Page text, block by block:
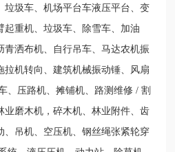
垃圾车、机场平台车液压平台、变
起重机、垃圾车、除雪车、加油
青洒布机、自行吊车、马达农机振
拉机转向、建筑机械振动锤、风扇
、压路机、摊铺机、路测维修 / 割
业磨木机，碎木机、林业附件、齿
、吊机、空压机、钢丝绳张紧轮穿